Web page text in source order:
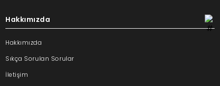
Hakkımızda
Hakkımızda
Sıkça Sorulan Sorular
İletişim